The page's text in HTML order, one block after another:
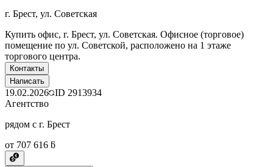
г. Брест, ул. Советская
Купить офис, г. Брест, ул. Советская. Офисное (торговое)
помещение по ул. Советской, расположено на 1 этаже
торгового центра.
Контакты
Написать
19.02.2026 ID 2913934
Агентство
рядом с г. Брест
от 707 616 ƃ